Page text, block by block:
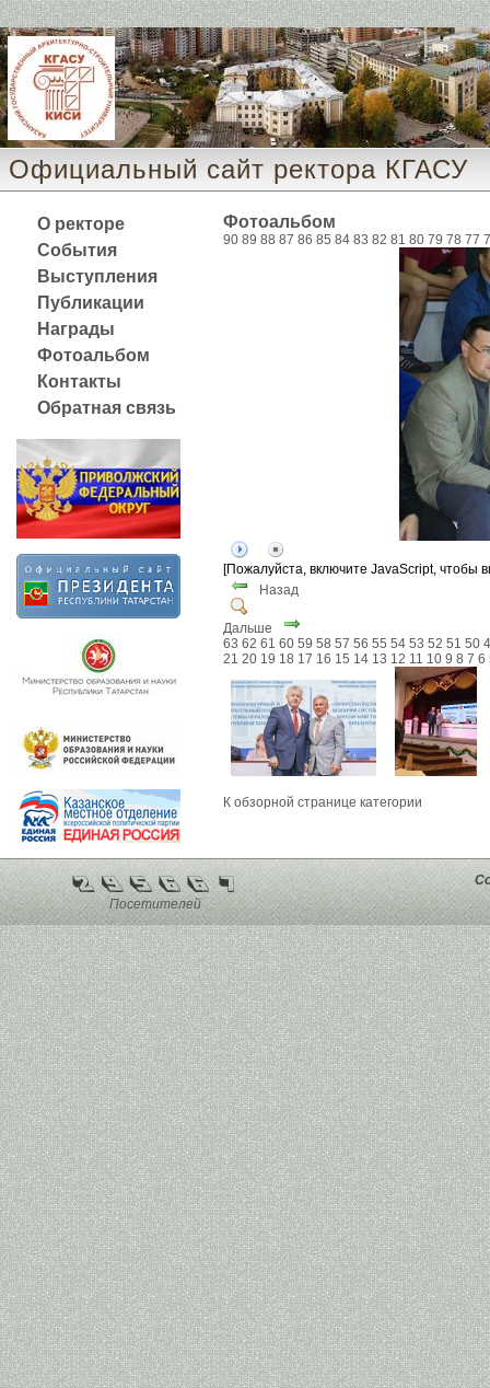
Официальный сайт ректора КГАСУ
О ректоре
События
Выступления
Публикации
Награды
Фотоальбом
Контакты
Обратная связь
Фотоальбом
90 89 88 87 86 85 84 83 82 81 80 79 78 77
[Пожалуйста, включите JavaScript, чтобы
Назад
Дальше
63 62 61 60 59 58 57 56 55 54 53 52 51 50
21 20 19 18 17 16 15 14 13 12 11 10 9 8 7 6
К обзорной странице категории
Посетителей